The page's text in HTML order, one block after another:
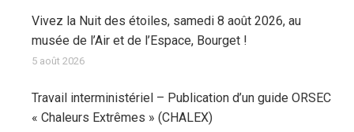
Vivez la Nuit des étoiles, samedi 8 août 2026, au
musée de l’Air et de l’Espace, Bourget !
5 août 2026
Travail interministériel – Publication d’un guide ORSEC
« Chaleurs Extrêmes » (CHALEX)